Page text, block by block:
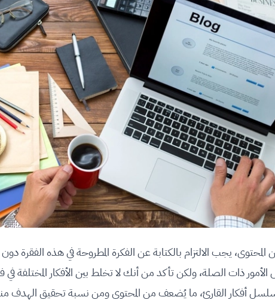
يجب الالتزام بالكتابة عن الفكرة المطروحة في هذه الفقرة
ذات الصلة، ولكن تأكد من أنك لا تخلط بين الأفكار المختلفة
أفكار القارئ، ما يُضعف من المحتوى ومن نسبة تحقيق الهدف